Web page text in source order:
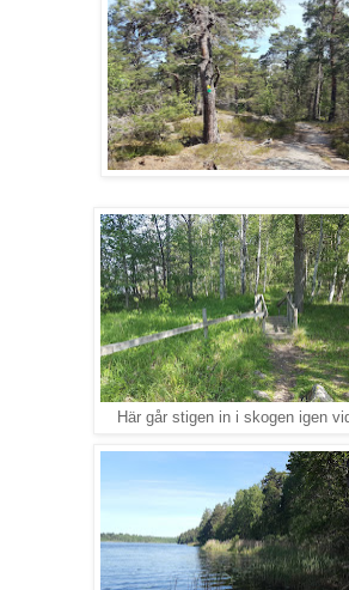
Här går stigen in i skogen igen